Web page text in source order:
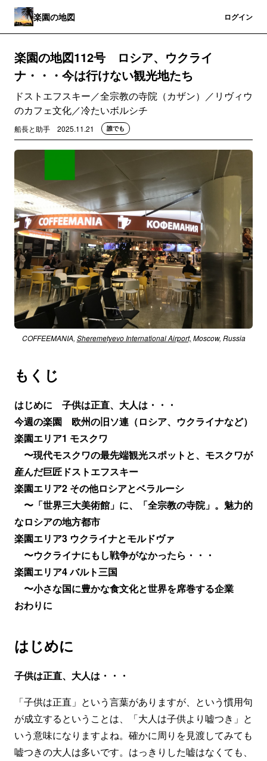
楽園の地図 ログイン
楽園の地図112号 ロシア、ウクライ
ナ・・・今は行けない観光地たち
ドストエフスキー／全宗教の寺院（カザン）／リヴィウ
のカフェ文化／冷たいボルシチ
船長と助手 2025.11.21 誰でも
COFFEEMANIA, Sheremetyevo International Airport, Moscow, Russia
もくじ
はじめに 子供は正直、大人は・・・
今週の楽園 欧州の旧ソ連（ロシア、ウクライナなど）
楽園エリア1 モスクワ
〜現代モスクワの最先端観光スポットと、モスクワが
産んだ巨匠ドストエフスキー
楽園エリア2 その他ロシアとベラルーシ
〜 「世界三大美術館」に、「全宗教の寺院」。魅力的
なロシアの地方都市
楽園エリア3 ウクライナとモルドヴァ
〜ウクライナにもし戦争がなかったら・・・
楽園エリア4 バルト三国
〜小さな国に豊かな食文化と世界を席巻する企業
おわりに
はじめに
子供は正直、大人は・・・
「子供は正直」という言葉がありますが、という慣用句
が成立するということは、「大人は子供より嘘つき」と
いう意味になりますよね。確かに周りを見渡してみても
嘘つきの大人は多いです。はっきりした嘘はなくても、